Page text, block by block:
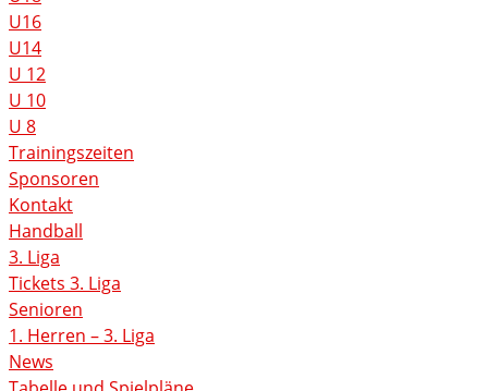
U16
U14
U 12
U 10
U 8
Trainingszeiten
Sponsoren
Kontakt
Handball
3. Liga
Tickets 3. Liga
Senioren
1. Herren – 3. Liga
News